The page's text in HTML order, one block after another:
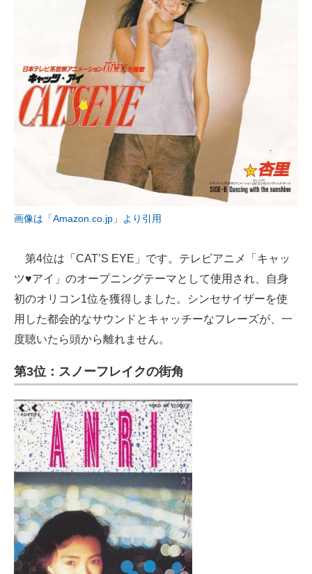
画像は「Amazon.co.jp」より引用
第4位は「CAT’S EYE」です。テレビアニメ「キャッ
ツ♥アイ」のオープニングテーマとして使用され、自身
初のオリコン1位を獲得しました。シンセサイザーを使
用した都会的なサウンドとキャッチーなフレーズが、一
度聴いたら頭から離れません。
第3位：スノーフレイクの街角